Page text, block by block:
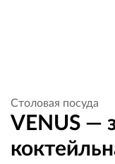
Столовая посуда
VENUS —